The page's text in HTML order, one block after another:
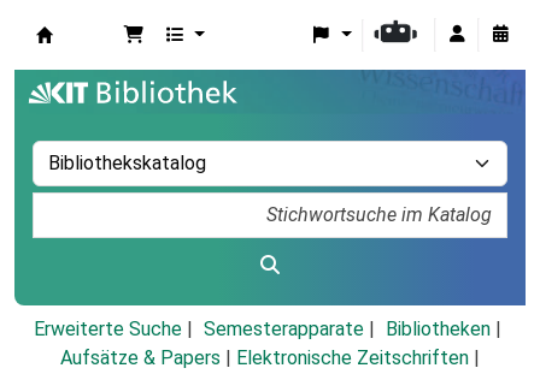
Erweiterte Suche Semesterapparate
Bibliotheken
Aufsätze & Papers
Elektronische Zeitschriften